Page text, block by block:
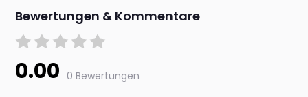
Bewertungen & Kommentare
0.00 0 Bewertungen